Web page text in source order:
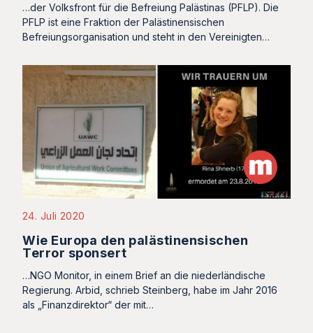
…der Volksfront für die Befreiung Palästinas (PFLP). Die
PFLP ist eine Fraktion der Palästinensischen
Befreiungsorganisation und steht in den Vereinigten…
24. Juli 2020
Wie Europa den palästinensischen
Terror sponsert
…NGO Monitor, in einem Brief an die niederländische
Regierung. Arbid, schrieb Steinberg, habe im Jahr 2016
als „Finanzdirektor“ der mit…